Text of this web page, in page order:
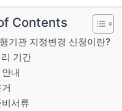
Contents
기관 지정변경 신청이란?
기간
내
서류